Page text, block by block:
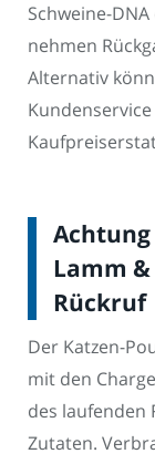
Schweine-
nehmen
Alternativ
Lamm
Rückruf
Der Katzen-
mit den
des
Zutaten.